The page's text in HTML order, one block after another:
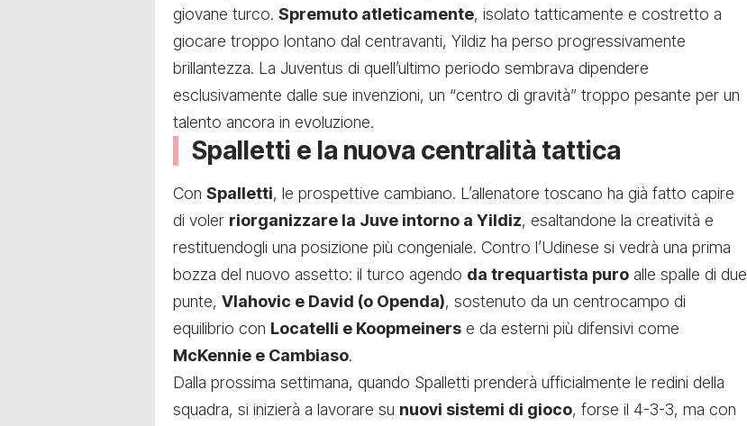
giovane turco. Spremuto atleticamente, isolato tatticamente e costretto a
giocare troppo lontano dal centravanti, Yildiz ha perso progressivamente
brillantezza. La Juventus di quell’ultimo periodo sembrava dipendere
esclusivamente dalle sue invenzioni, un “centro di gravità” troppo pesante per un
talento ancora in evoluzione.
Spalletti e la nuova centralità tattica
Con Spalletti, le prospettive cambiano. L’allenatore toscano ha già fatto capire
di voler riorganizzare la Juve intorno a Yildiz, esaltandone la creatività e
restituendogli una posizione più congeniale. Contro l’Udinese si vedrà una prima
bozza del nuovo assetto: il turco agendo da trequartista puro alle spalle di due
punte, Vlahovic e David (o Openda), sostenuto da un centrocampo di
equilibrio con Locatelli e Koopmeiners e da esterni più difensivi come
McKennie e Cambiaso.
Dalla prossima settimana, quando Spalletti prenderà ufficialmente le redini della
squadra, si inizierà a lavorare su nuovi sistemi di gioco, forse il 4-3-3, ma con